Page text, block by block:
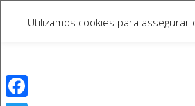
Utilizamos cookies para